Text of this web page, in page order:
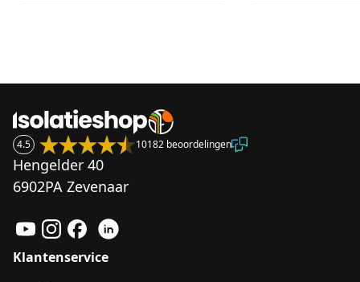
4.5 10182 beoordelingen
Hengelder 40
6902PA Zevenaar
Klantenservice